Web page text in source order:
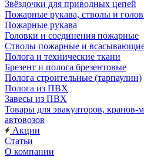
Звёздочки для приводных цепей
Пожарные рукава, стволы и
Пожарные рукава
Головки и соединения пожарные
Стволы пожарные и всасывающие
Полога и технические ткани
Брезент и полога брезентовые
Полога строительные (тарпаулин)
Полога из ПВХ
Завесы из ПВХ
Товары для эвакуаторов,
автовозов
Акции
Статьи
О компании